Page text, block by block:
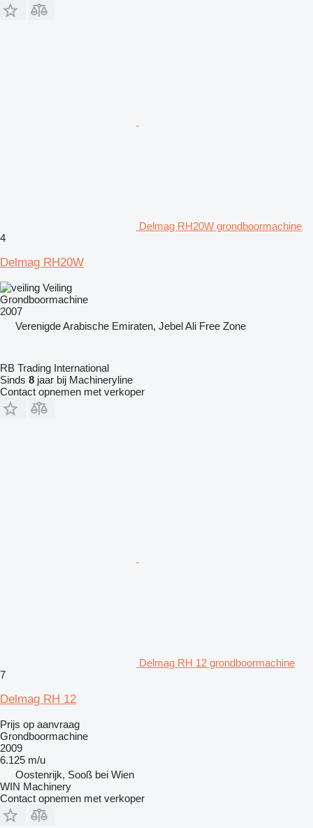
Delmag RH20W grondboormachine
4
Delmag RH20W
Veiling
Grondboormachine
2007
Verenigde Arabische Emiraten, Jebel Ali Free Zone
RB Trading International
Sinds 8 jaar bij Machineryline
Contact opnemen met verkoper
Delmag RH 12 grondboormachine
7
Delmag RH 12
Prijs op aanvraag
Grondboormachine
2009
6.125 m/u
Oostenrijk, Sooß bei Wien
WIN Machinery
Contact opnemen met verkoper